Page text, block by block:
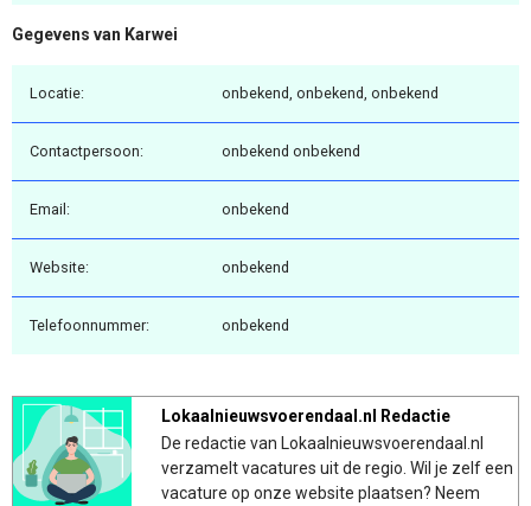
Gegevens van Karwei
Locatie: onbekend, onbekend, onbekend
Contactpersoon: onbekend onbekend
Email: onbekend
Website: onbekend
Telefoonnummer: onbekend
Lokaalnieuwsvoerendaal.nl Redactie
De redactie van Lokaalnieuwsvoerendaal.nl
verzamelt vacatures uit de regio. Wil je zelf een
vacature op onze website plaatsen? Neem